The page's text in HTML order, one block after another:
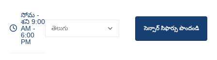
సోమ -
శని 9:00
AM -
6:00
PM
సెన్సార్ సిఫార్సు పొందండి